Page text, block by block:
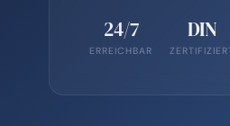
24/7
ERREICHBAR
DIN